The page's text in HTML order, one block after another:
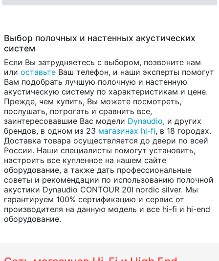
Выбор полочных и настенных акустических
систем
Если Вы затрудняетесь с выбором, позвоните нам
или оставьте Ваш телефон, и наши эксперты помогут
Вам подобрать лучшую полочную и настенную
акустическую систему по характеристикам и цене.
Прежде, чем купить, Вы можете посмотреть,
послушать, потрогать и сравнить все,
заинтересовавшие Вас модели Dynaudio, и других
брендов, в одном из 23 магазинах hi-fi, в 18 городах.
Доставка товара осуществляется до двери по всей
России. Наши специалисты помогут установить,
настроить все купленное на нашем сайте
оборудование, а также дать профессиональные
советы и рекомендации по использованию полочной
акустики Dynaudio CONTOUR 20I nordic silver. Мы
гарантируем 100% сертификацию и сервис от
производителя на данную модель и все hi-fi и hi-end
оборудование.